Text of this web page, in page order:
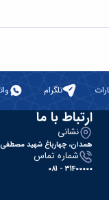
تلگرام
ارتباط با ما
نشانی
همدان، چهارباغ شهید
شماره تماس
31400000 - 081